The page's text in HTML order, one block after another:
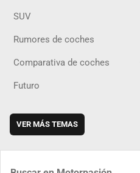
SUV
Rumores de coches
Comparativa de coches
Futuro
VER MÁS TEMAS